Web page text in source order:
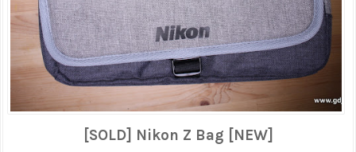
[SOLD] Nikon Z Bag [NEW]